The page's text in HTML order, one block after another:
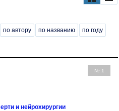
по автору по названию по году
№ 1
и нейрохирургии